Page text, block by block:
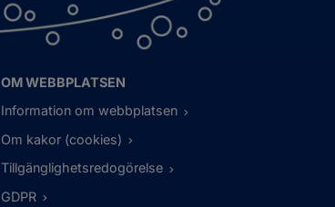
OM WEBBPLATSEN
Information om webbplatsen
Om kakor (cookies)
Tillgänglighetsredogörelse
GDPR